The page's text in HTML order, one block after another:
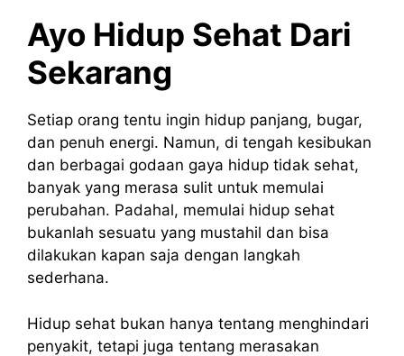
Ayo Hidup Sehat Dari
Sekarang
Setiap orang tentu ingin hidup panjang, bugar,
dan penuh energi. Namun, di tengah kesibukan
dan berbagai godaan gaya hidup tidak sehat,
banyak yang merasa sulit untuk memulai
perubahan. Padahal, memulai hidup sehat
bukanlah sesuatu yang mustahil dan bisa
dilakukan kapan saja dengan langkah
sederhana.
Hidup sehat bukan hanya tentang menghindari
penyakit, tetapi juga tentang merasakan